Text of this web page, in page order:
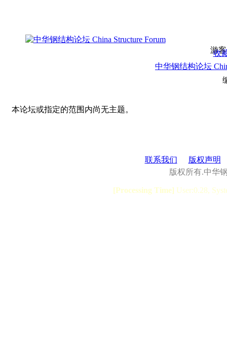
游
收
中华钢结构论坛
本论坛或指定的范围内尚无主题。
联系我们
版权声明
版权所有.中华
[Processing Time] User:0.28,